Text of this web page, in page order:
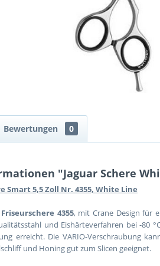
Bewertungen 0
"Jaguar Schere
Smart 5,5 Zoll Nr. 4355, White Line
4355, mit Crane Design für
und Eishärteverfahren bei -80
erreicht. Die VARIO-Verschraubung
und Honing gut zum Slicen geeignet.